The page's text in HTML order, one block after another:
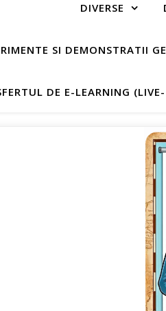
DIVERSE
SI DEMONSTRATII
DE E-LEARNING